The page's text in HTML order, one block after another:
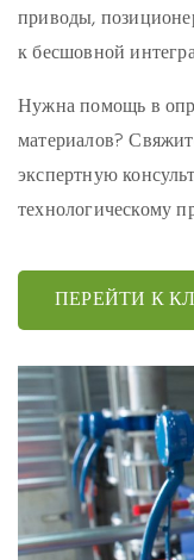
приводы,
к бесшовной
Нужна помощь в
материалов?
экспертную
технологическому
ПЕРЕЙТИ К